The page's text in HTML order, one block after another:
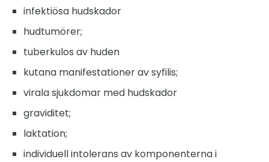
infektiösa hudskador
hudtumörer;
tuberkulos av huden
kutana manifestationer av syfilis;
virala sjukdomar med hudskador
graviditet;
laktation;
individuell intolerans av komponenterna i